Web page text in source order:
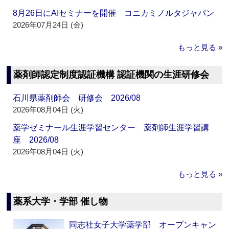
8月26日にAIセミナーを開催 コニカミノルタジャパン
2026年07月24日 (金)
もっと見る »
薬剤師認定制度認証機構 認証機関の生涯研修会
石川県薬剤師会 研修会 2026/08
2026年08月04日 (火)
薬学ゼミナール生涯学習センター 薬剤師生涯学習講
座 2026/08
2026年08月04日 (火)
もっと見る »
薬系大学・学部 催し物
同志社女子大学薬学部 オープンキャン